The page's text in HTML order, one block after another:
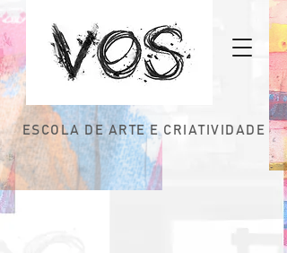
ESCOLA DE ARTE E CRIATIVIDADE